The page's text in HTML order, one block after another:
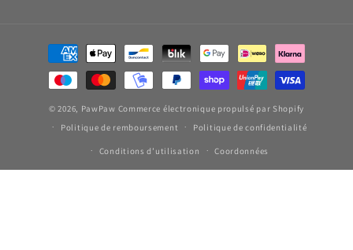
Moyens
paiement
© 2026, PawPaw Commerce électronique propulsé par Shopify
Politique de remboursement
Politique de confidentialité
Conditions d’utilisation Coordonnées